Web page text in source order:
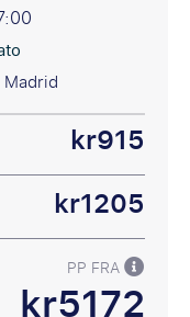
kr915
kr1205
PP FRA